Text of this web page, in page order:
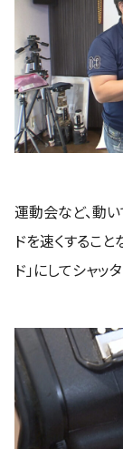
運動会など、動
ドを速くするこ
ド」にしてシャッ